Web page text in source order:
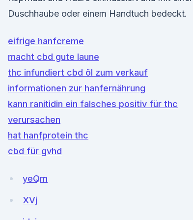
Duschhaube oder einem Handtuch bedeckt.
eifrige hanfcreme
macht cbd gute laune
thc infundiert cbd öl zum verkauf
informationen zur hanfernährung
kann ranitidin ein falsches positiv für thc
verursachen
hat hanfprotein thc
cbd für gvhd
yeQm
XVj